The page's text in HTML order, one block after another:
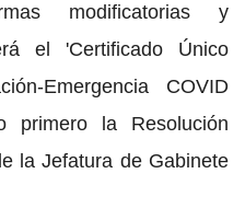
modificatorias y
el 'Certificado Único
Emergencia COVID
primero la Resolución
la Jefatura de Gabinete